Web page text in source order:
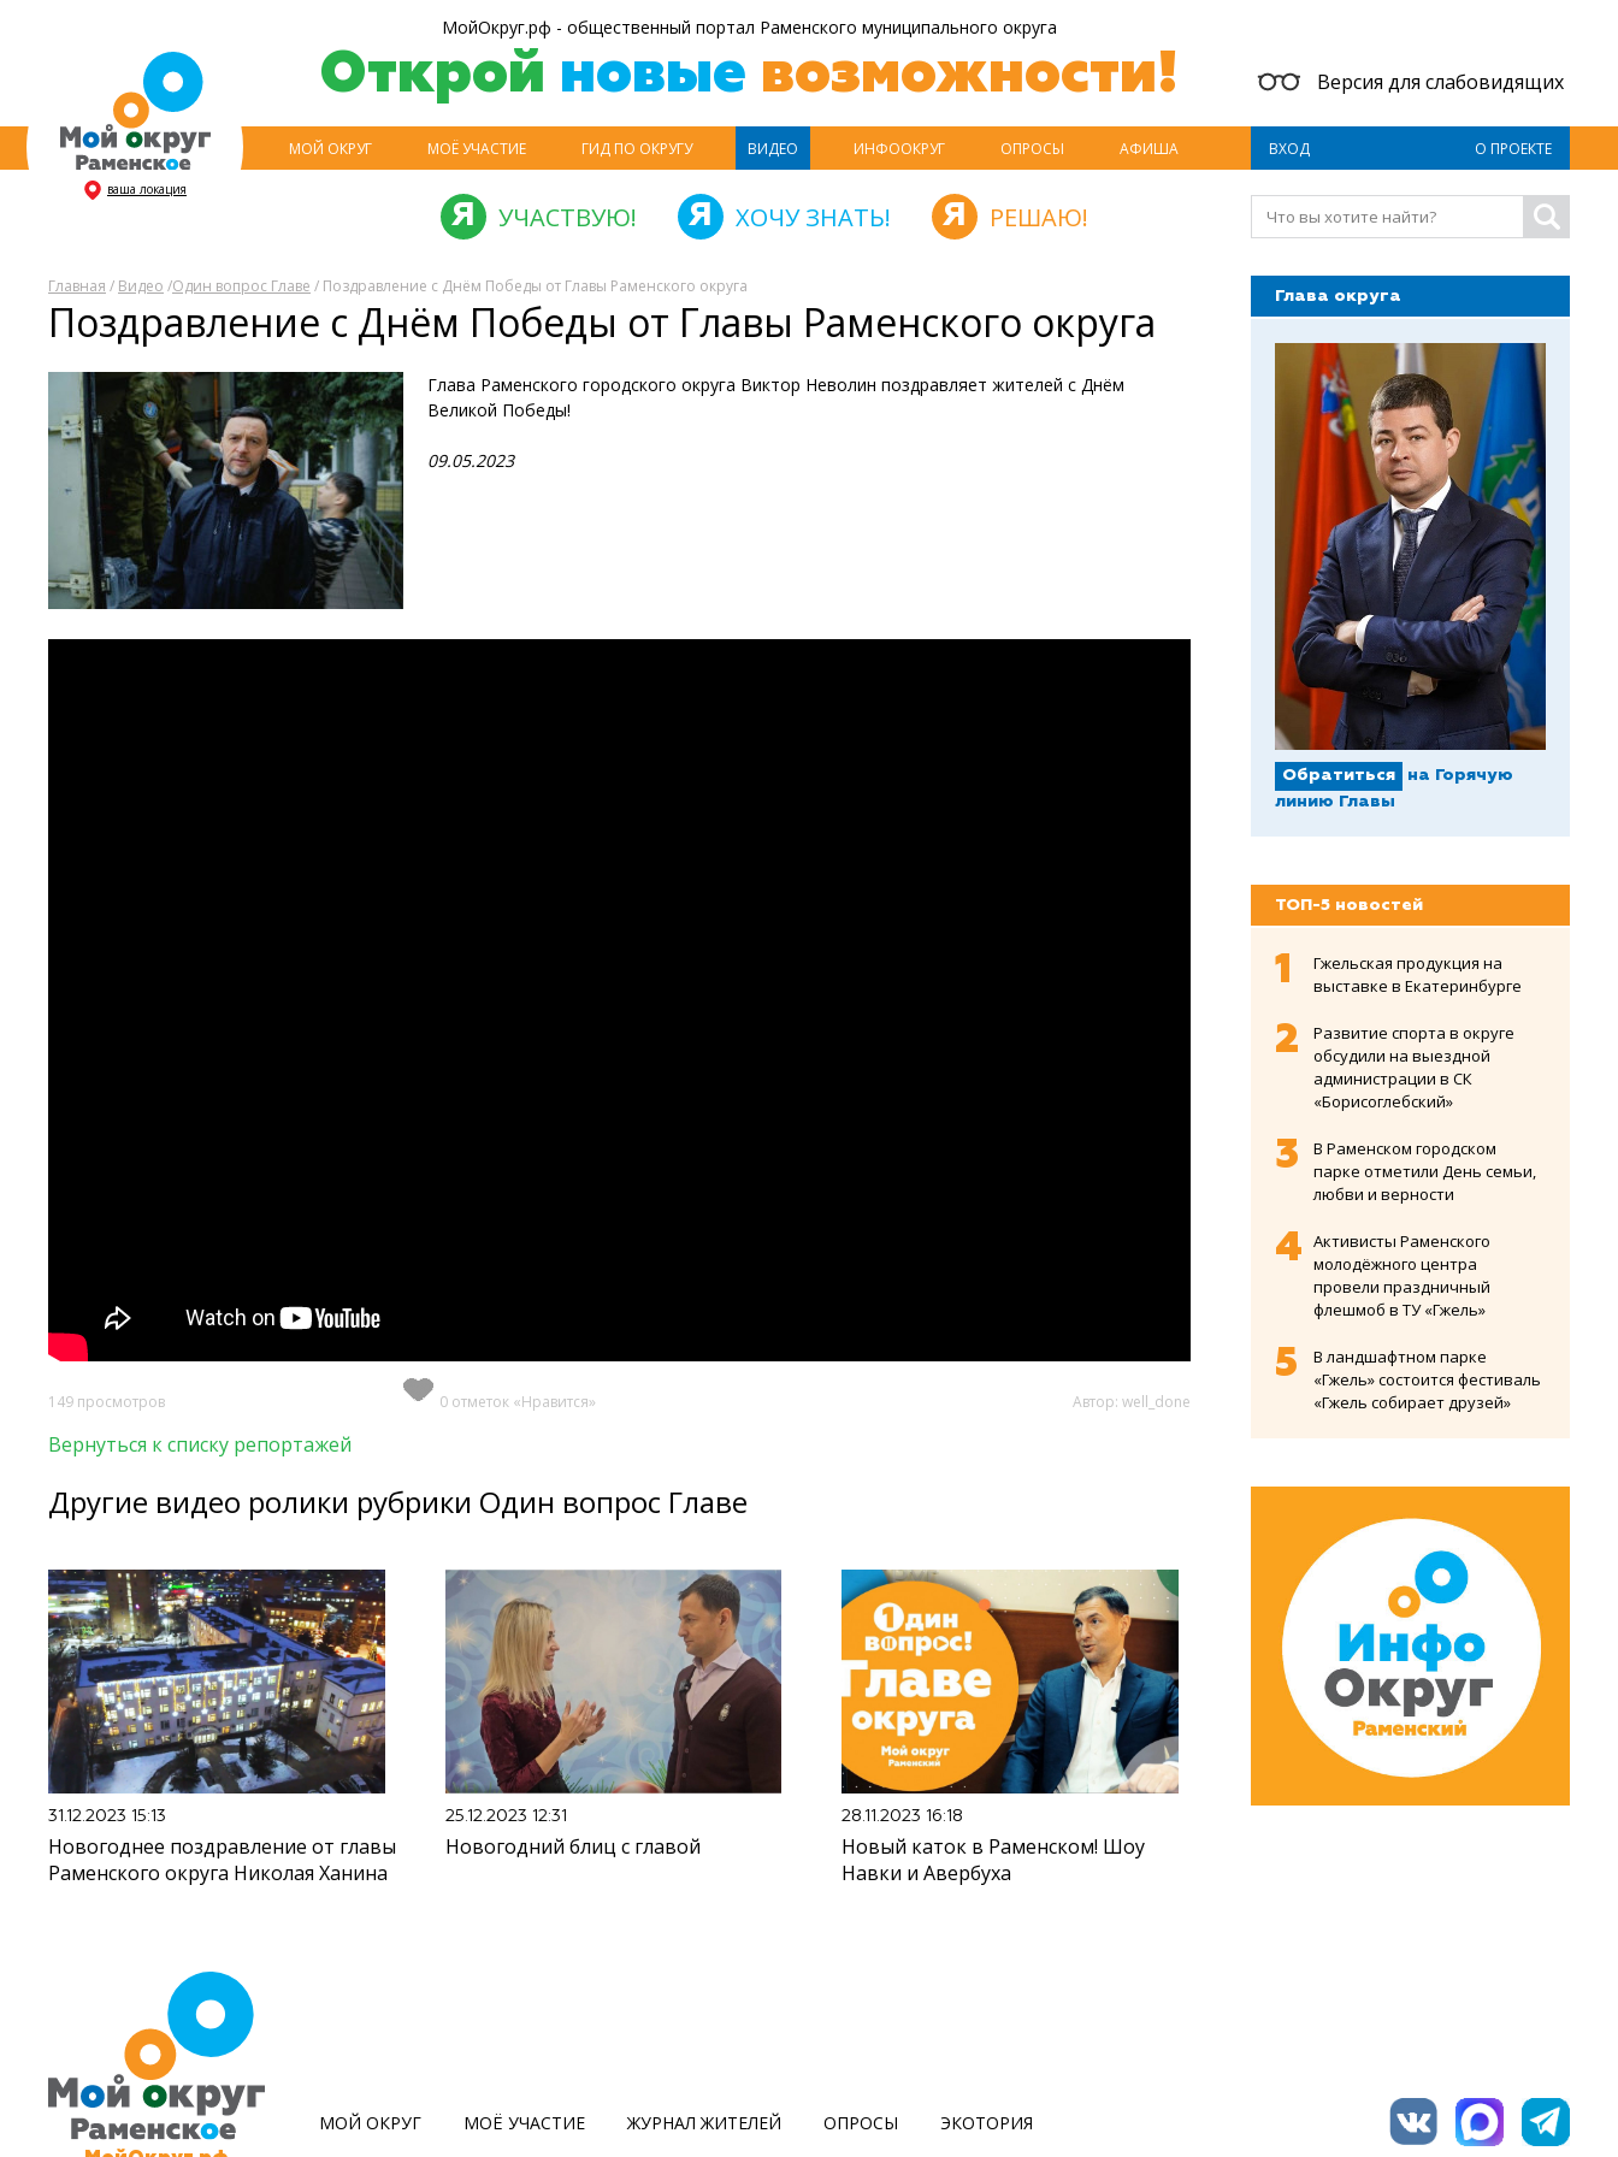
ваша локация
МойОкруг.рф - общественный портал Раменского муниципального округа
Открой новые возможности! Версия для слабовидящих
МОЙ ОКРУГ МОЁ УЧАСТИЕ ГИД ПО ОКРУГУ ВИДЕО ИНФООКРУГ ОПРОСЫ АФИША ВХОД О ПРОЕКТЕ
УЧАСТВУЮ! ХОЧУ ЗНАТЬ! РЕШАЮ!
Главная / Видео /Один вопрос Главе / Поздравление с Днём Победы от Главы Раменского округа
Поздравление с Днём Победы от Главы Раменского округа
Глава Раменского городского округа Виктор Неволин поздравляет жителей с Днём
Великой Победы!
09.05.2023
149 просмотров 0 отметок «Нравится» Автор: well_done
Вернуться к списку репортажей
Другие видео ролики рубрики Один вопрос Главе
31.12.2023 15:13
Новогоднее поздравление от главы
Раменского округа Николая Ханина
25.12.2023 12:31
Новогодний блиц с главой
28.11.2023 16:18
Новый каток в Раменском! Шоу
Навки и Авербуха
Глава округа
Обратиться
на Горячую
линию Главы
ТОП-5 новостей
Гжельская продукция на
выставке в Екатеринбурге
Развитие спорта в округе
обсудили на выездной
администрации в СК
«Борисоглебский»
В Раменском городском
парке отметили День семьи,
любви и верности
Активисты Раменского
молодёжного центра
провели праздничный
флешмоб в ТУ «Гжель»
В ландшафтном парке
«Гжель» состоится фестиваль
«Гжель собирает друзей»
МОЙ ОКРУГ МОЁ УЧАСТИЕ ЖУРНАЛ ЖИТЕЛЕЙ ОПРОСЫ ЭКОТОРИЯ